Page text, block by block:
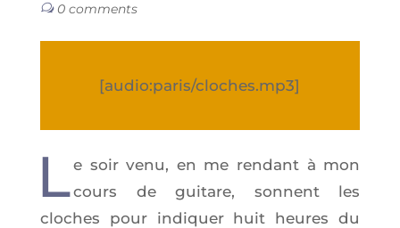
0 comments
[audio:paris/cloches.mp3]
Le soir venu, en me ren­dant à mon
cours de gui­tare, sonnent les
cloches pour indi­quer huit heures du